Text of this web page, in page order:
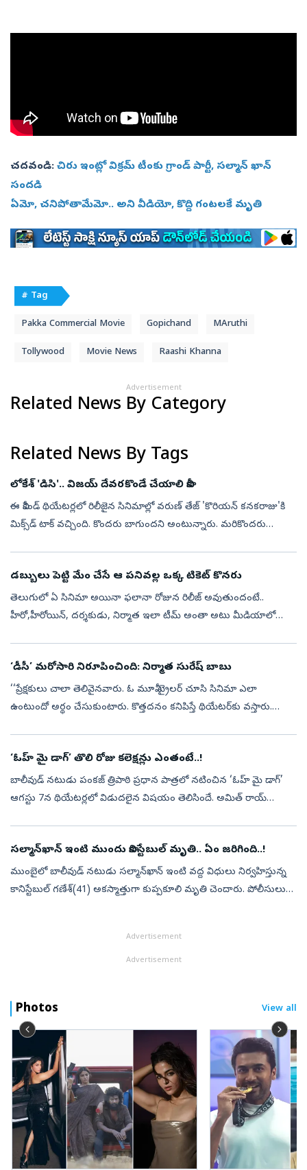
చదవండి: చిరు ఇంట్లో విక్రమ్‌ టీంకు గ్రాండ్‌ పార్టీ, సల్మాన్‌ ఖాన్‌
సందడి
ఏమో, చనిపోతామేమో.. అని వీడియో, కొద్ది గంటలకే మృతి
# Tag
Pakka Commercial Movie Gopichand MAruthi
Tollywood Movie News Raashi Khanna
Advertisement
Related News By Category
Related News By Tags
లోకేశ్ 'డిసి'.. విజయ్ దేవరకొండే చేయాలి కానీ
ఈ వీకెండ్ థియేటర్లలో రిలీజైన సినిమాల్లో వరుణ్ తేజ్ 'కొరియన్ కనకరాజు'కి
మిక్స్‌డ్ టాక్ వచ్చింది. కొందరు బాగుందని అంటున్నారు. మరికొందరు
డబ్బులు పెట్టి మేం చేసే ఆ పనివల్ల ఒక్క టికెట్ కొనరు
తెలుగులో ఏ సినిమా అయినా ఫలానా రోజున రిలీజ్ అవుతుందంటే..
హీరో,హీరోయిన్, దర్శకుడు, నిర్మాత ఇలా టీమ్ అంతా అటు మీడియాలో
‘డీసీ’ మరోసారి నిరూపించింది: నిర్మాత సురేష్‌ బాబు
‘‘ప్రేక్షకులు చాలా తెలివైనవారు. ఓ మూవీ ట్రైలర్‌ చూసి సినిమా ఎలా
ఉంటుందో అర్థం చేసుకుంటారు. కొత్తదనం కనిపిస్తే థియేటర్‌కు వస్తారు.
‘ఓహ్‌ మై డాగ్‌’ తొలి రోజు కలెక్షన్లు ఎంతంటే..!
బాలీవుడ్‌ నటుడు పంకజ్‌ త్రిపాఠి ప్రధాన పాత్రలో నటించిన ‘ఓహ్‌ మై డాగ్‌’
ఆగస్టు 7న థియేటర్లలో విడుదలైన విషయం తెలిసిందే. అమిత్‌ రాయ్‌
సల్మాన్‌ఖాన్‌ ఇంటి ముందు కానిస్టేబుల్‌ మృతి.. ఏం జరిగింది..!
ముంబైలో బాలీవుడ్‌ నటుడు సల్మాన్‌ఖాన్‌ ఇంటి వద్ద విధులు నిర్వహిస్తున్న
కానిస్టేబుల్‌ గణేశ్‌(41) అకస్మాత్తుగా కుప్పకూలి మృతి చెందారు. పోలీసులు
Advertisement
Advertisement
Photos View all